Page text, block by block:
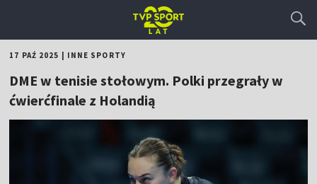
17 PAŹ 2025 INNE SPORTY
DME w tenisie stołowym. Polki przegrały w
ćwierćfinale z Holandią